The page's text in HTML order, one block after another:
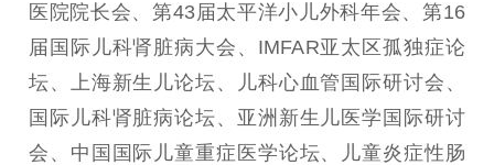
医院院长会、第43届太平洋小儿外科年会、第16
届国际儿科肾脏病大会、IMFAR亚太区孤独症论
坛、上海新生儿论坛、儿科心血管国际研讨会、
国际儿科肾脏病论坛、亚洲新生儿医学国际研讨
会、中国国际儿童重症医学论坛、儿童炎症性肠